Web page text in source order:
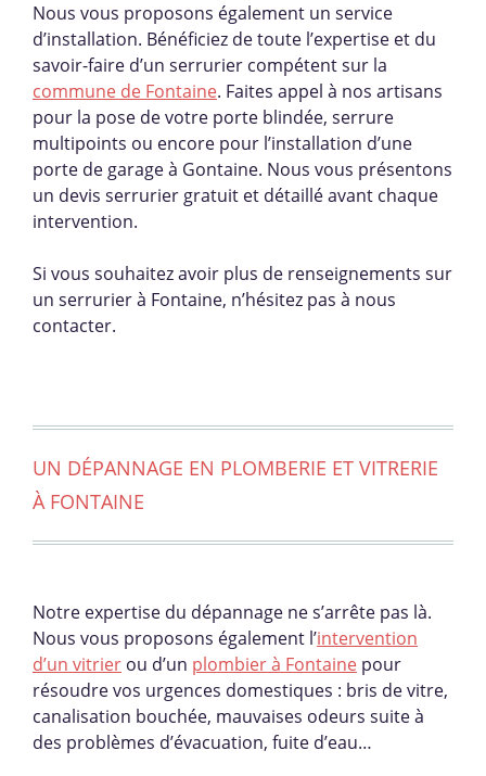
Nous vous proposons également un service
d’installation. Bénéficiez de toute l’expertise et du
savoir-faire d’un serrurier compétent sur la
commune de Fontaine. Faites appel à nos artisans
pour la pose de votre porte blindée, serrure
multipoints ou encore pour l’installation d’une
porte de garage à Gontaine. Nous vous présentons
un devis serrurier gratuit et détaillé avant chaque
intervention.
Si vous souhaitez avoir plus de renseignements sur
un serrurier à Fontaine, n’hésitez pas à nous
contacter.
UN DÉPANNAGE EN PLOMBERIE ET VITRERIE
À FONTAINE
Notre expertise du dépannage ne s’arrête pas là.
Nous vous proposons également l’intervention
d’un vitrier ou d’un plombier à Fontaine pour
résoudre vos urgences domestiques : bris de vitre,
canalisation bouchée, mauvaises odeurs suite à
des problèmes d’évacuation, fuite d’eau…